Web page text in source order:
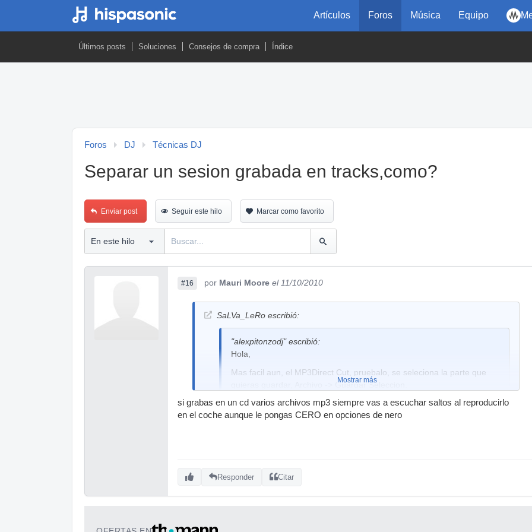
Artículos Foros Música Equipo
Últimos posts Soluciones Consejos de compra Índice
Foros DJ Técnicas DJ
Separar un sesion grabada en tracks,como?
Enviar post Seguir este hilo Marcar como favorito
#16 por Mauri Moore el 11/10/2010
SaLVa_LeRo escribió:
"alexpitonzodj" escribió:
Hola,
Mas facil aun, el MP3Direct Cut, pruebalo, se seleciona la parte que
quieras guardar, Archivo -> Guardar Seleccion.
Y listo!
Saludos
Mostrar más
si grabas en un cd varios archivos mp3 siempre vas a escuchar saltos al reproducirlo
en el coche aunque le pongas CERO en opciones de nero
Responder Citar